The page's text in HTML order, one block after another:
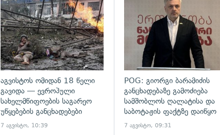
აგვისტოს ომიდან 18 წელი
გავიდა — ევროპული
სახელმწიფოების საგარეო
უწყებების განცხადებები
7 აგვისტო, 10:39
POG: გიორგი ბარამიძის
განცხადებაზე გამოძიება
სამშობლოს ღალატისა და
საბოტაჟის ფაქტზე დაიწყო
7 აგვისტო, 09:31